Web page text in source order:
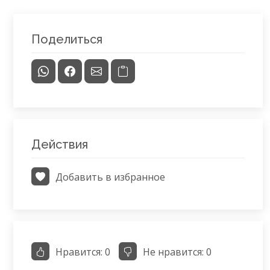
Поделиться
Действия
Добавить в избранное
Нравится: 0 Не нравится: 0